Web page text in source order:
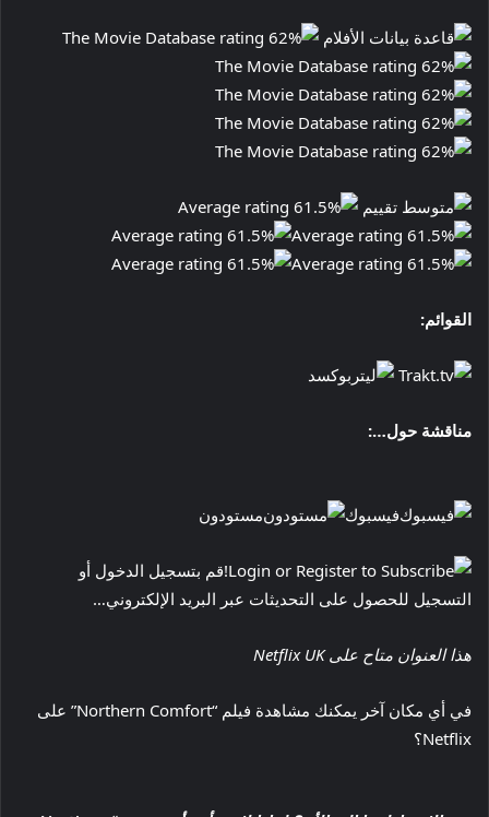
القوائم:
مناقشة حول…:
فيسبوك مستودون
قم بتسجيل الدخول أو
التسجيل للحصول على التحديثات عبر البريد الإلكتروني…
هذا العنوان متاح على Netflix UK
في أي مكان آخر يمكنك مشاهدة فيلم “Northern Comfort” على
Netflix؟